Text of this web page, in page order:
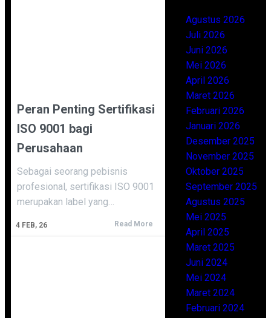
Peran Penting Sertifikasi
ISO 9001 bagi
Perusahaan
4 FEB, 26
Sebagai seorang pebisnis
profesional, sertifikasi ISO 9001
merupakan label yang…
Read More
Agustus 2026
Juli 2026
Juni 2026
Mei 2026
April 2026
Maret 2026
Februari 2026
Januari 2026
Desember 2025
November 2025
Oktober 2025
September 2025
Agustus 2025
Mei 2025
April 2025
Maret 2025
Juni 2024
Mei 2024
Maret 2024
Februari 2024